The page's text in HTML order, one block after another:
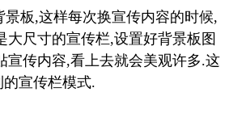
板,这样每次换宣传内容的时候,
大尺寸的宣传栏,设置好背景板图
宣传内容,看上去就会美观许多.这
宣传栏模式.